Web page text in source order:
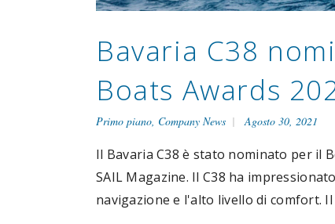
Bavaria C38
Boats Awards
Primo piano, Company News Agosto 30, 2021
Il Bavaria C38 è stato nominato per il
SAIL Magazine. Il C38 ha
navigazione e l'alto livello di comfort.